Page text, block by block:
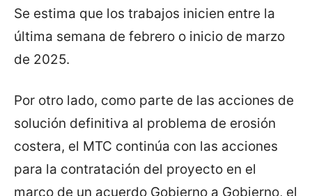
Se estima que los trabajos inicien entre la
última semana de febrero o inicio de marzo
de 2025.
Por otro lado, como parte de las acciones de
solución definitiva al problema de erosión
costera, el MTC continúa con las acciones
para la contratación del proyecto en el
marco de un acuerdo Gobierno a Gobierno, el